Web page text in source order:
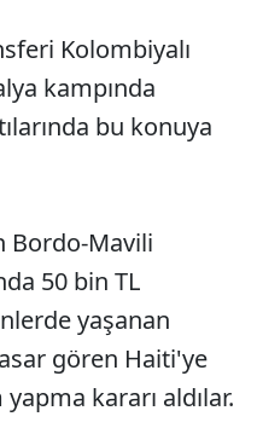
Kolombiyalı
kampında
bu konuya
Bordo-Mavili
50 bin TL
yaşanan
gören Haiti'ye
yapma kararı aldılar.